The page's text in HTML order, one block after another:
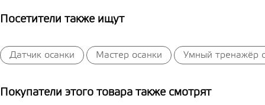
Посетители также ищут
Датчик осанки Мастер осанки Умный тренажёр
Покупатели этого товара также смотрят